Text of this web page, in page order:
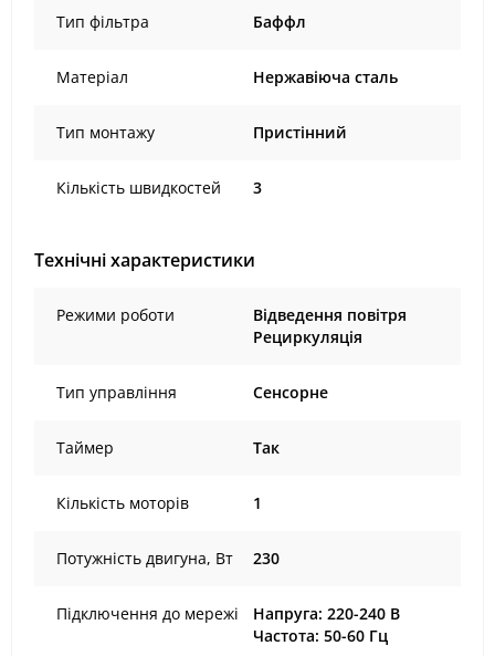
Тип фільтра Баффл
Матеріал Нержавіюча сталь
Тип монтажу Пристінний
Кількість швидкостей 3
Технічні характеристики
Режими роботи
Відведення повітря
Рециркуляція
Тип управління Сенсорне
Таймер Так
Кількість моторів 1
Потужність двигуна, Вт 230
Підключення до мережі
Напруга: 220-240 В
Частота: 50-60 Гц